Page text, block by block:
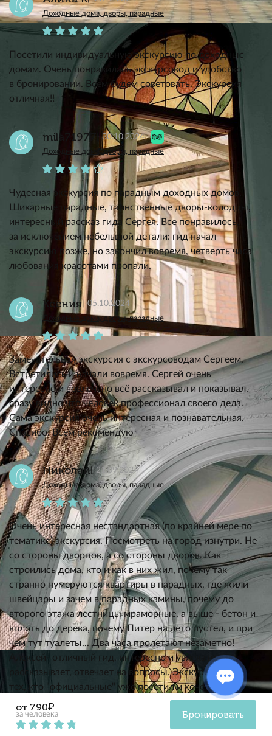
Доходные дома, дворы, парадные
Посетили индивидуальную экскурсию по доходныс
домам. Очень понравилась экскурсовод и удобство
в бронировании. Всем будем советовать. Экскурсия
отличная!!
mila71977 30.10.2024
Доходные дома, дворы, парадные
Чудесная экскурсия по парадным доходных домов.
Шикарные парадные, таинственные дворы-колодцы,
интересный рассказ гида Сергея. Все понравилось,
за исключением небельшой детали: гид начал
экскурсию позже, но закончил вовремя, четверть часа
любования красотами пропали.
Ксения 05.10.2024
Доходные дома, дворы, парадные
Замечательная экскурсия с экскурсоводам Сергеем.
Встретились и начали вовремя. Сергей очень
интересно и вовлечено всё рассказывал и показывал,
сразу видно что человек профессионал своего дела.
Сама экскурсия очень интересная и познавательная.
Спасибо. Всем рекомендую
Николай 21.09.2024
Доходные дома, дворы, парадные
Очень интересная нестандартная (по крайней мере по
тематике) экскурсия. Посмотреть на город изнутри. Не
со стороны дворцов, а со стороны дворов. Как
строились дома, кто и как в них жил, почему так
странно нумеруются квартиры в парадных, где жили
швейцары и зачем в парадных камины, почему до
второго этажа лестницы мраморные, а выше - бетон и
вплоть до дерева, почему Питер на лето пустел, и при
чем тут туалеты... Два часа пролетают незаметно!
Алексей- отличный гид, интересно и увлекательно
рассказывает, отвечает на вопросы. Экскурсия для
тех, кто "официальные" уже посетил и хочет иных
познавательных впечатлений.
от 790₽
за человека Бронировать